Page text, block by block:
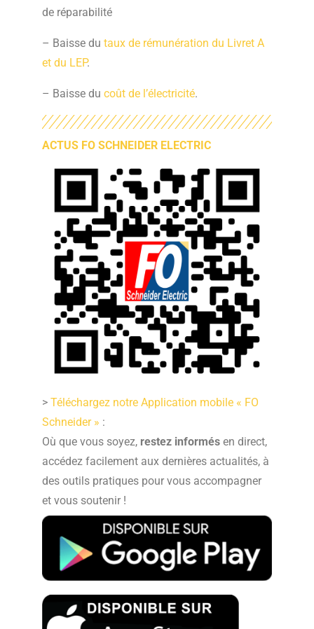
de réparabilité
– Baisse du taux de rémunération du Livret A
et du LEP.
– Baisse du coût de l’électricité.
ACTUS FO SCHNEIDER ELECTRIC
> Téléchargez notre Application mobile « FO
Schneider » :
Où que vous soyez, restez informés en direct,
accédez facilement aux dernières actualités, à
des outils pratiques pour vous accompagner
et vous soutenir !